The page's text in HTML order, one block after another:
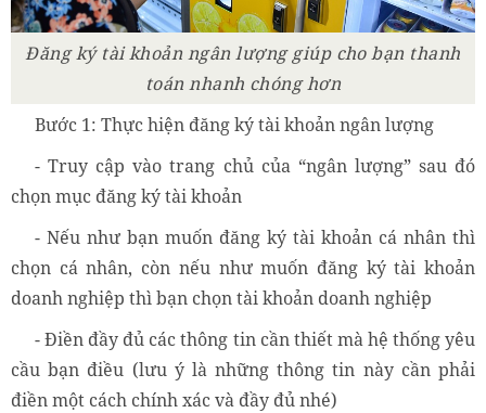
Đăng ký tài khoản ngân lượng giúp cho bạn thanh
toán nhanh chóng hơn
Bước 1: Thực hiện đăng ký tài khoản ngân lượng
- Truy cập vào trang chủ của “ngân lượng” sau đó
chọn mục đăng ký tài khoản
- Nếu như bạn muốn đăng ký tài khoản cá nhân thì
chọn cá nhân, còn nếu như muốn đăng ký tài khoản
doanh nghiệp thì bạn chọn tài khoản doanh nghiệp
- Điền đầy đủ các thông tin cần thiết mà hệ thống yêu
cầu bạn điều (lưu ý là những thông tin này cần phải
điền một cách chính xác và đầy đủ nhé)